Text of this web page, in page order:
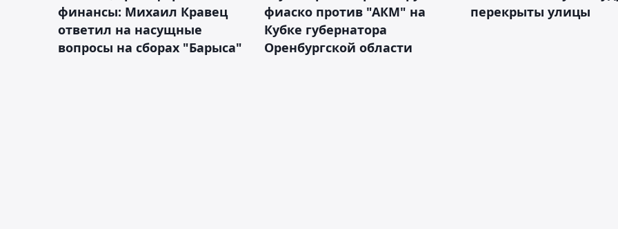
финансы: Михаил Кравец
ответил на насущные
вопросы на сборах "Барыса"
фиаско против "АКМ" на
Кубке губернатора
Оренбургской области
перекрыты улицы